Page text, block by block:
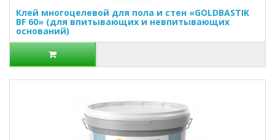
Клей многоцелевой для пола и стен «GOLDBASTIK
BF 60» (для впитывающих и невпитывающих
оснований)